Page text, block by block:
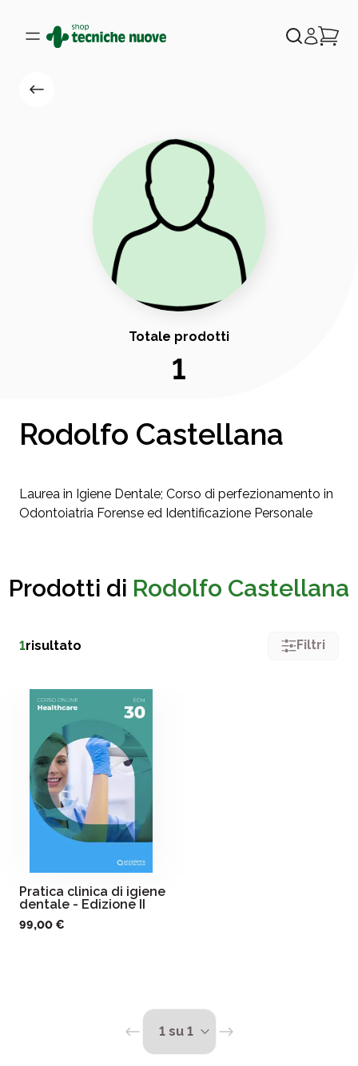
Totale prodotti
1
Rodolfo Castellana
Laurea in Igiene Dentale; Corso di perfezionamento in
Odontoiatria Forense ed Identificazione Personale
Prodotti di Rodolfo Castellana
1risultato Filtri
Pratica clinica di igiene
dentale - Edizione II
99,00 €